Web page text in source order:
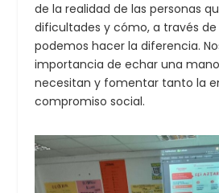
de la realidad de las personas
dificultades y cómo, a través
podemos hacer la diferencia.
importancia de echar una
necesitan y fomentar tanto la
compromiso social.